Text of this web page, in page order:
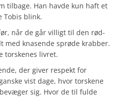
tilbage. Han havde kun haft et
Tobis blink.
når de går villigt til den rød-
med knasende sprøde krabber.
torskenes livret.
der giver respekt for
vist dage, hvor torskene
sig. Hvor de til fulde